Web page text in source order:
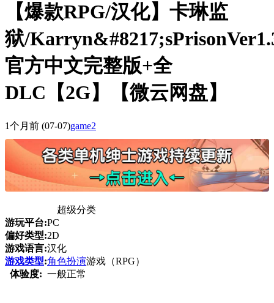
【爆款RPG/汉化】卡琳监
狱/
官方中文完整版+全
DLC【2G】【微云网盘】
1个月前 (07-07)game2
超级分类
游玩平台:PC
偏好类型:2D
游戏语言:汉化
游戏类型:角色扮演游戏（RPG）
体验度: 一般正常